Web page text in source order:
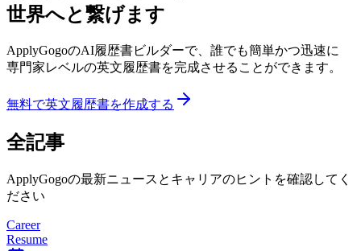
世界へと繋げます
ApplyGogoのAI履歴書ビルダーで、誰でも簡単かつ迅速に
専門家レベルの英文履歴書を完成させることができます。
無料で英文履歴書を作成する
全記事
ApplyGogoの最新ニュースとキャリアのヒントを確認してく
ださい
Career
Resume